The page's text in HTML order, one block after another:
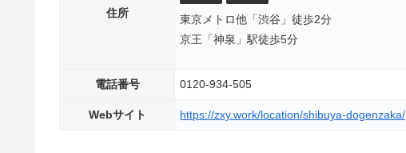
住所
東京メトロ他「渋谷」徒歩2分
京王「神泉」駅徒歩5分
電話番号 0120-934-505
Webサイト https://zxy.work/location/shibuya-dogenzaka/